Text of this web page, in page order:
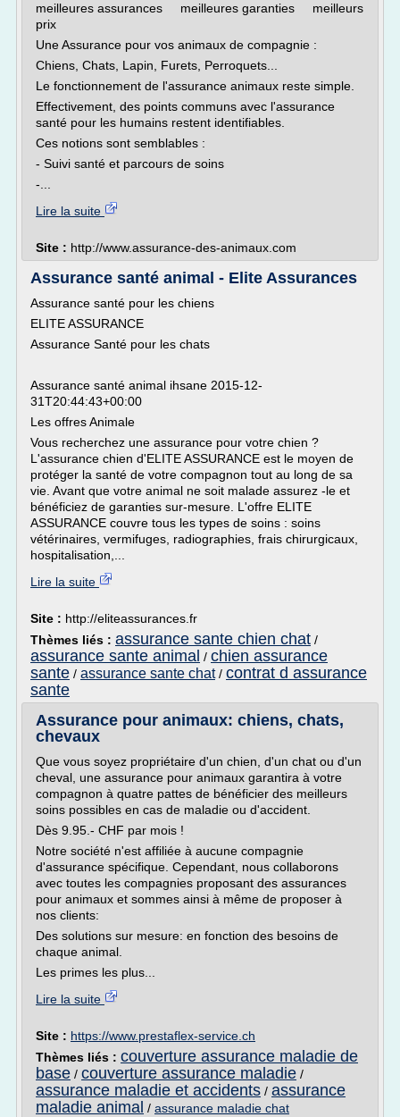
meilleures assurances meilleures garanties meilleurs
prix
Une Assurance pour vos animaux de compagnie :
Chiens, Chats, Lapin, Furets, Perroquets...
Le fonctionnement de l'assurance animaux reste simple.
Effectivement, des points communs avec l'assurance
santé pour les humains restent identifiables.
Ces notions sont semblables :
- Suivi santé et parcours de soins
-...
Lire la suite
Site : http://www.assurance-des-animaux.com
Assurance santé animal - Elite Assurances
Assurance santé pour les chiens
ELITE ASSURANCE
Assurance Santé pour les chats
Assurance santé animal ihsane 2015-12-
31T20:44:43+00:00
Les offres Animale
Vous recherchez une assurance pour votre chien ?
L'assurance chien d'ELITE ASSURANCE est le moyen de
protéger la santé de votre compagnon tout au long de sa
vie. Avant que votre animal ne soit malade assurez -le et
bénéficiez de garanties sur-mesure. L'offre ELITE
ASSURANCE couvre tous les types de soins : soins
vétérinaires, vermifuges, radiographies, frais chirurgicaux,
hospitalisation,...
Lire la suite
Site : http://eliteassurances.fr
Thèmes liés : assurance sante chien chat /
assurance sante animal / chien assurance
sante / assurance sante chat/ contrat d assurance
sante
Assurance pour animaux: chiens, chats,
chevaux
Que vous soyez propriétaire d'un chien, d'un chat ou d'un
cheval, une assurance pour animaux garantira à votre
compagnon à quatre pattes de bénéficier des meilleurs
soins possibles en cas de maladie ou d'accident.
Dès 9.95.- CHF par mois !
Notre société n'est affiliée à aucune compagnie
d'assurance spécifique. Cependant, nous collaborons
avec toutes les compagnies proposant des assurances
pour animaux et sommes ainsi à même de proposer à
nos clients:
Des solutions sur mesure: en fonction des besoins de
chaque animal.
Les primes les plus...
Lire la suite
Site : https://www.prestaflex-service.ch
Thèmes liés : couverture assurance maladie de
base / couverture assurance maladie /
assurance maladie et accidents / assurance
maladie animal / assurance maladie chat